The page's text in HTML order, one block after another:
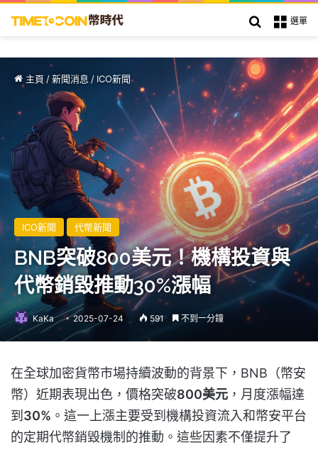
選單
搜索
主頁 /新聞消息 / ICO新聞
ICO新聞 代幣新聞
BNB突破800美元！機構投資與
代幣銷毀推動30%漲幅
KaKa 2025-07-24 591 不到一分鐘
在全球加密貨幣市場持續波動的背景下，BNB（幣安
幣）近期表現出色，價格突破800美元 ，月度漲幅達
到 30% 。這一上漲主要受到機構投資流入和幣安平台
的定期代幣銷毀機制的推動。這些因素不僅提升了